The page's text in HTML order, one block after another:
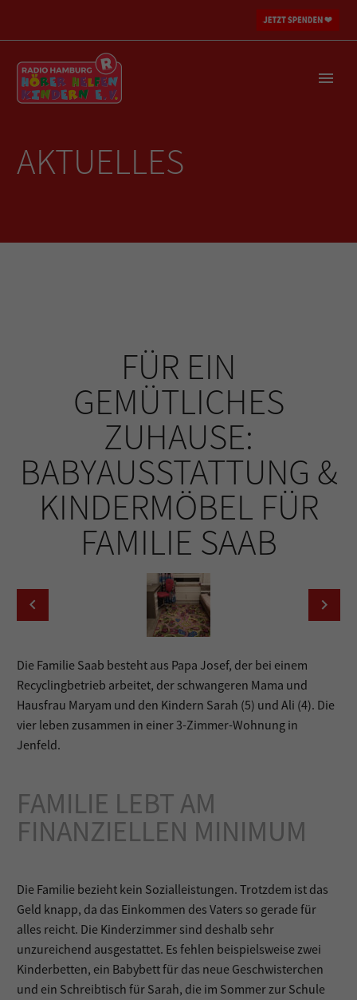
AKTUELLES
FÜR EIN
GEMÜTLICHES
ZUHAUSE:
BABYAUSSTATTUNG &
KINDERMÖBEL FÜR
FAMILIE SAAB
Die Familie Saab besteht aus Papa Josef, der bei einem
Recyclingbetrieb arbeitet, der schwangeren Mama und
Hausfrau Maryam und den Kindern Sarah (5) und Ali (4). Die
vier leben zusammen in einer 3-Zimmer-Wohnung in
Jenfeld.
FAMILIE LEBT AM
FINANZIELLEN MINIMUM
Die Familie bezieht kein Sozialleistungen. Trotzdem ist das
Geld knapp, da das Einkommen des Vaters so gerade für
alles reicht. Die Kinderzimmer sind deshalb sehr
unzureichend ausgestattet. Es fehlen beispielsweise zwei
Kinderbetten, ein Babybett für das neue Geschwisterchen
und ein Schreibtisch für Sarah, die im Sommer zur Schule